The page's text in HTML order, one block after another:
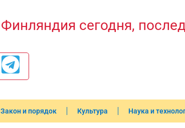
Финляндия сегодня,
Закон и порядок Культура Наука и